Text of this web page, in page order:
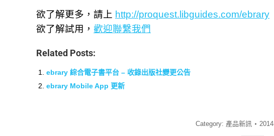
欲了解更多，請上 http://proquest.libguides.com/ebrary
欲了解試用， 歡迎聯繫我們
Related Posts:
ebrary 綜合電子書平台 – 收錄出版社變更公告
ebrary Mobile App 更新
Category: 產品新訊